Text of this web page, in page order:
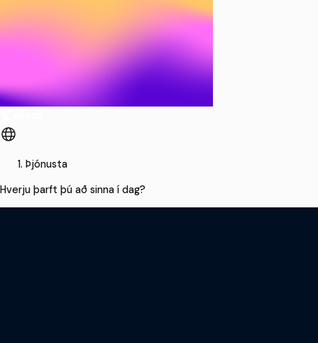
Þjónusta
Hverju þarft þú að sinna í dag?